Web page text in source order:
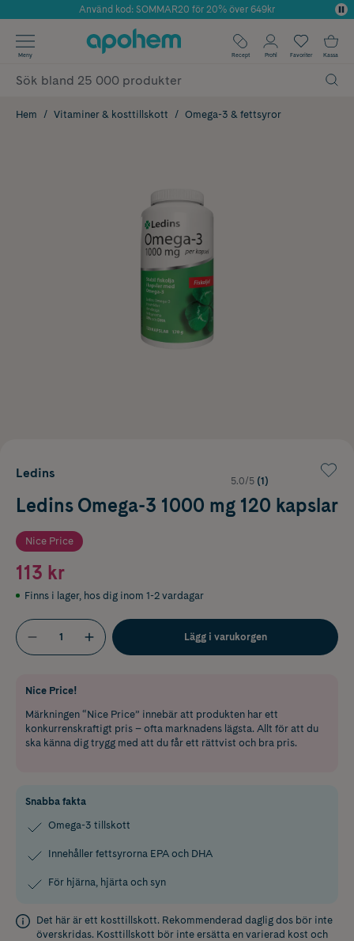
Årets Butik 2025 inom Skönhet
Använd kod: SOMMAR20 för 20% över 649kr
✓ Fri frakt
✓ Poäng på alla köp*
Meny Recept Profil Favoriter Kassa
Hem Vitaminer & kosttillskott Omega-3 & fettsyror
Ledins
5.0/5 (1)
Ledins Omega-3 1000 mg 120 kapslar
Nice Price
113 kr
Finns i lager, hos dig inom 1-2 vardagar
Lägg i varukorgen
Nice Price!
Märkningen “Nice Price” innebär att produkten har ett
konkurrenskraftigt pris – ofta marknadens lägsta. Allt för att du
ska känna dig trygg med att du får ett rättvist och bra pris.
Snabba fakta
Omega-3 tillskott
Innehåller fettsyrorna EPA och DHA
För hjärna, hjärta och syn
Det här är ett kosttillskott. Rekommenderad daglig dos bör inte
överskridas. Kosttillskott bör inte ersätta en varierad kost och